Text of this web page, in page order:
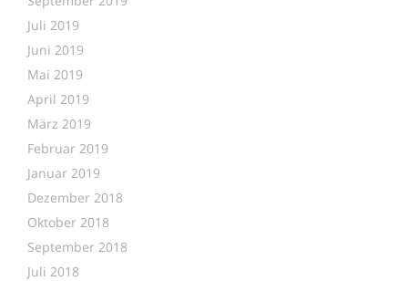
Juli 2019
Juni 2019
Mai 2019
April 2019
März 2019
Februar 2019
Januar 2019
Dezember 2018
Oktober 2018
September 2018
Juli 2018